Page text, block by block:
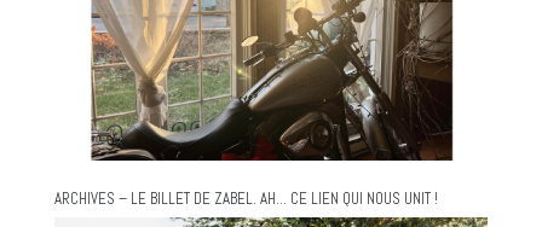
ARCHIVES – LE BILLET DE ZABEL. AH… CE LIEN QUI NOUS UNIT !